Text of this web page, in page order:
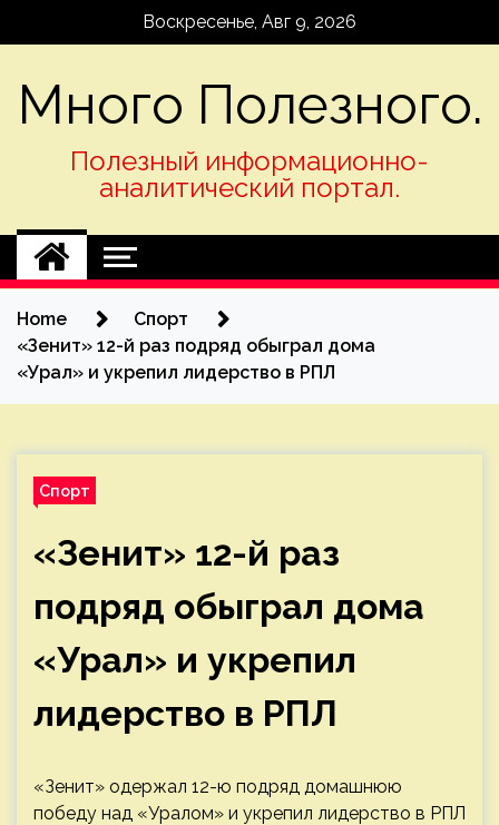
Воскресенье, Авг 9, 2026
Много Полезного.
Полезный информационно-
аналитический портал.
Home
Спорт
«Зенит» 12-й раз подряд обыграл дома
«Урал» и укрепил лидерство в РПЛ
Спорт
«Зенит» 12-й раз
подряд обыграл дома
«Урал» и укрепил
лидерство в РПЛ
«Зенит» одержал 12-ю подряд домашнюю
победу над «Уралом» и укрепил лидерство в РПЛ